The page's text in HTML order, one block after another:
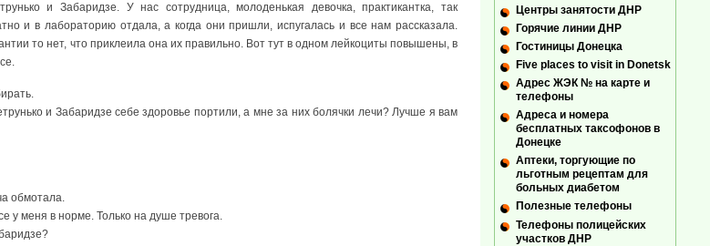
и Забаридзе. У нас сотрудница, молоденькая девочка, практикантка, так
и в лабораторию отдала, а когда они пришли, испугалась и все нам рассказала.
то нет, что приклеила она их правильно. Вот тут в одном лейкоциты повышены, в
и Забаридзе себе здоровье портили, а мне за них болячки лечи? Лучше я вам
обмотала.
у меня в норме. Только на душе тревога.
Центры занятости ДНР
Горячие линии ДНР
Гостиницы Донецка
Five places to visit in Donetsk
Адрес ЖЭК № на карте и
телефоны
Адреса и номера
бесплатных таксофонов в
Донецке
Аптеки, торгующие по
льготным рецептам для
больных диабетом
Полезные телефоны
Телефоны полицейских
участков ДНР